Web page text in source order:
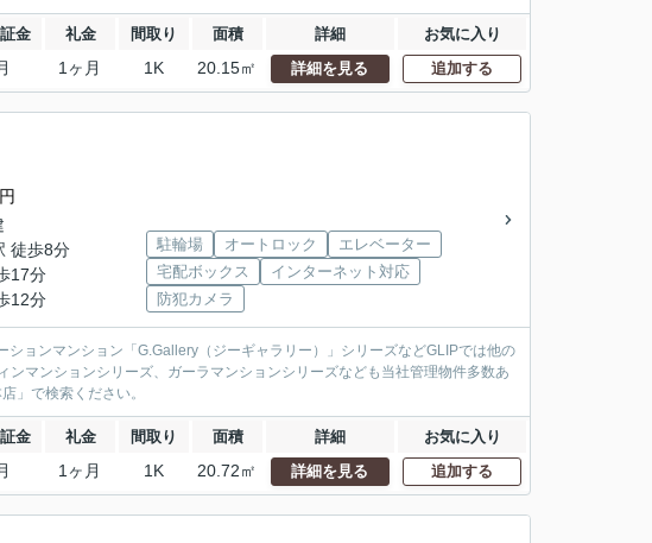
金 礼金 間取り 面積 詳細 お気に入り
1ヶ月 1K 20.15㎡ 詳細を見る 追加する
徒歩8分
17分
12分
駐輪場 オートロック
エレベーター
宅配ボックス
インターネット対応
防犯カメラ
ョンマンション「G.Gallery（ジーギャラリー）」シリーズなどGLIPでは他の
マンションシリーズ、ガーラマンションシリーズなども当社管理物件多数あ
」で検索ください。
金 礼金 間取り 面積 詳細 お気に入り
1ヶ月 1K 20.72㎡ 詳細を見る 追加する